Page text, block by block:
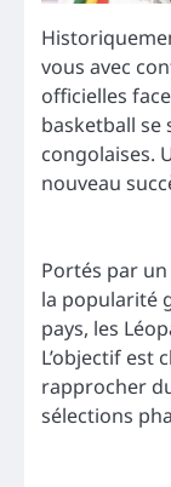
vous avec
officielles
basketball se
congolaises.
nouveau
Portés par
la popularité
pays, les
L’objectif est
rapprocher
sélections